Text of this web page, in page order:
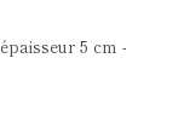
5 cm -